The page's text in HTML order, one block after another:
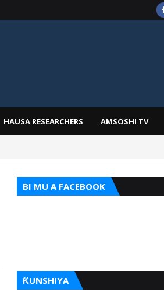
HAUSA RESEARCHERS AMSOSHI TV
BI MU A FACEBOOK
ƘUNSHIYA